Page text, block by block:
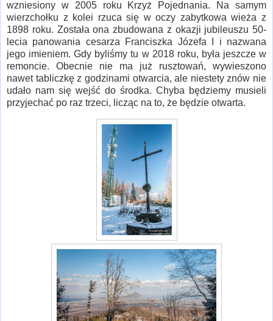
wzniesiony w 2005 roku Krzyż Pojednania. Na samym
wierzchołku z kolei rzuca się w oczy zabytkowa wieża z
1898 roku. Została ona zbudowana z okazji jubileuszu 50-
lecia panowania cesarza Franciszka Józefa I i nazwana
jego imieniem. Gdy byliśmy tu w 2018 roku, była jeszcze w
remoncie. Obecnie nie ma już rusztowań, wywieszono
nawet tabliczkę z godzinami otwarcia, ale niestety znów nie
udało nam się wejść do środka. Chyba będziemy musieli
przyjechać po raz trzeci, licząc na to, że będzie otwarta.